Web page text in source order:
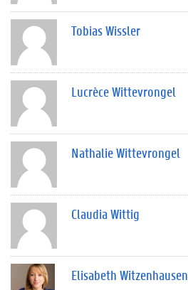
Tobias Wissler
Lucrèce Wittevrongel
Nathalie Wittevrongel
Claudia Wittig
Elisabeth Witzenhausen